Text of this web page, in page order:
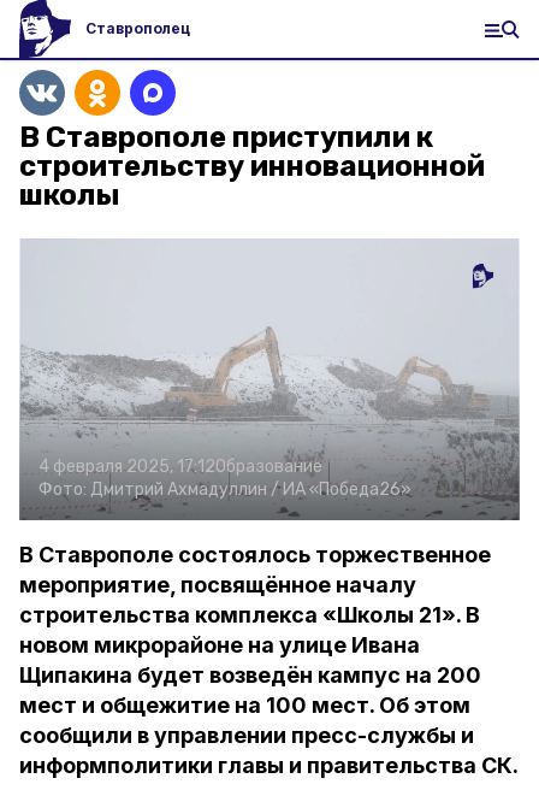
Ставрополец
В Ставрополе приступили к
строительству инновационной
школы
4 февраля 2025, 17:12Образование
Фото: Дмитрий Ахмадуллин / ИА «Победа26»
В Ставрополе состоялось торжественное
мероприятие, посвящённое началу
строительства комплекса «Школы 21». В
новом микрорайоне на улице Ивана
Щипакина будет возведён кампус на 200
мест и общежитие на 100 мест. Об этом
сообщили в управлении пресс-службы и
информполитики главы и правительства СК.